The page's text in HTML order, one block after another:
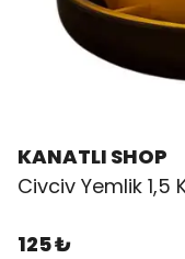
KANATLI SHOP
Civciv Yemlik 1,5
125 ₺